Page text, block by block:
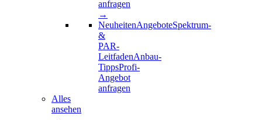
anfragen
→
NeuheitenAngeboteSpektrum-
&
PAR-
LeitfadenAnbau-
TippsProfi-
Angebot
anfragen
Alles
ansehen